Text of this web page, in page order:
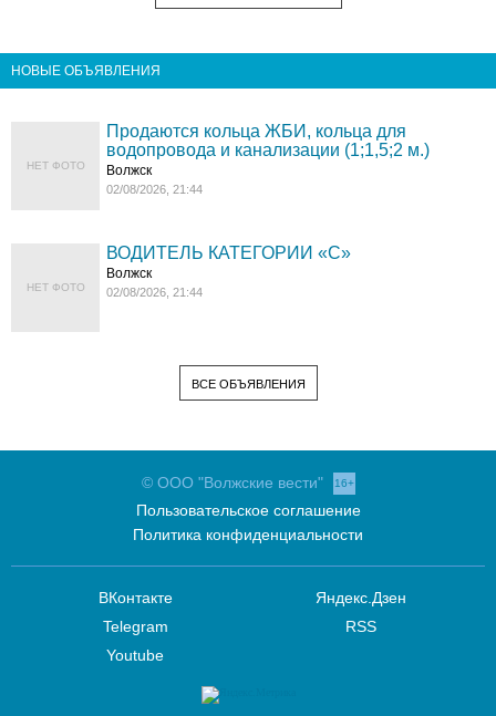
НОВЫЕ ОБЪЯВЛЕНИЯ
НЕТ ФОТО
Продаются кольца ЖБИ, кольца для
водопровода и канализации (1;1,5;2 м.)
Волжск
02/08/2026, 21:44
НЕТ ФОТО
ВОДИТЕЛЬ КАТЕГОРИИ «C»
Волжск
02/08/2026, 21:44
ВСЕ ОБЪЯВЛЕНИЯ
© ООО "Волжские вести" 16+
Пользовательское соглашение
Политика конфиденциальности
ВКонтакте
Telegram
Youtube
Яндекс.Дзен
RSS